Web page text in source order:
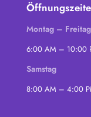
Montag – Freitag
6:00 AM – 10:00
Samstag
8:00 AM – 4:00